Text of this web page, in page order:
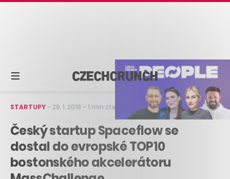
STARTUPY– 29. 1. 2018 –1 min čtení
Český startup Spaceflow se
dostal do evropské TOP10
bostonského akcelerátoru